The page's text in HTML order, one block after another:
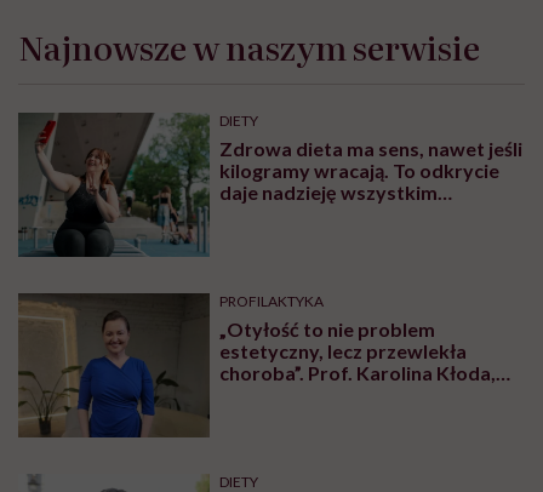
Najnowsze w naszym serwisie
DIETY
Zdrowa dieta ma sens, nawet jeśli
kilogramy wracają. To odkrycie
daje nadzieję wszystkim
PROFILAKTYKA
„Otyłość to nie problem
estetyczny, lecz przewlekła
choroba”. Prof. Karolina Kłoda,
DIETY